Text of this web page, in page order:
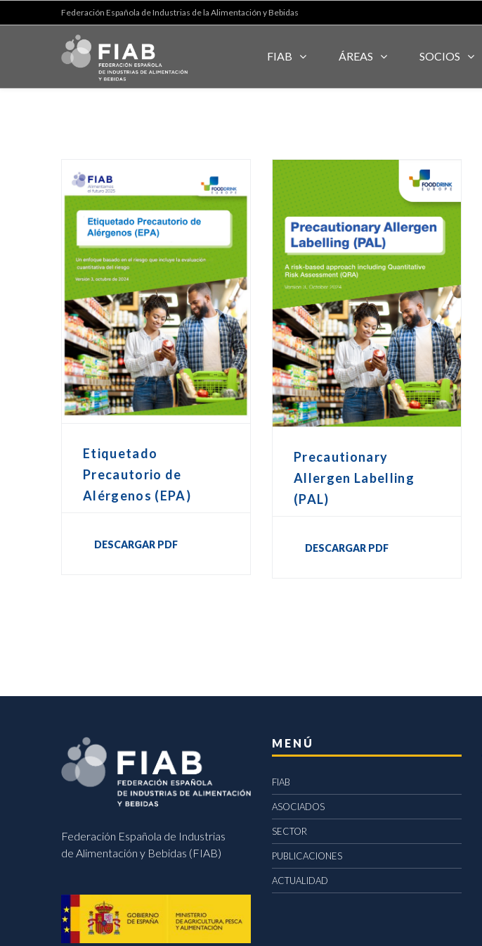
Federación Española de Industrias de la Alimentación y Bebidas
FIAB ÁREAS SOCIOS
Etiquetado
Precautorio de
Alérgenos (EPA)
DESCARGAR PDF
Precautionary
Allergen Labelling
(PAL)
DESCARGAR PDF
Federación Española de Industrias
de Alimentación y Bebidas (FIAB)
MENÚ
FIAB
ASOCIADOS
SECTOR
PUBLICACIONES
ACTUALIDAD